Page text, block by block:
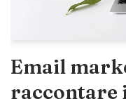
Email
raccontare